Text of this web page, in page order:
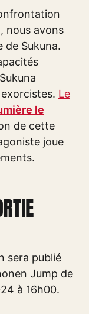
nous avons
de Sukuna.
Le
le
de cette
joue
sera publié
Jump de
à 16h00.